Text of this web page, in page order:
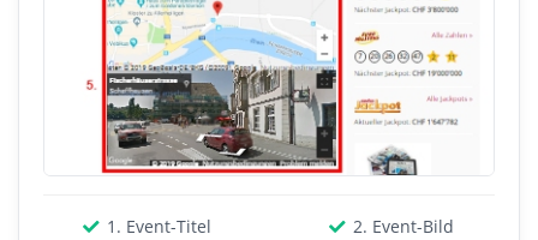
1. Event-Titel
2. Event-Bild